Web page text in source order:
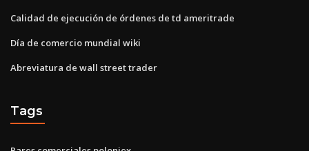
Calidad de ejecución de órdenes de td ameritrade
Día de comercio mundial wiki
Abreviatura de wall street trader
Tags